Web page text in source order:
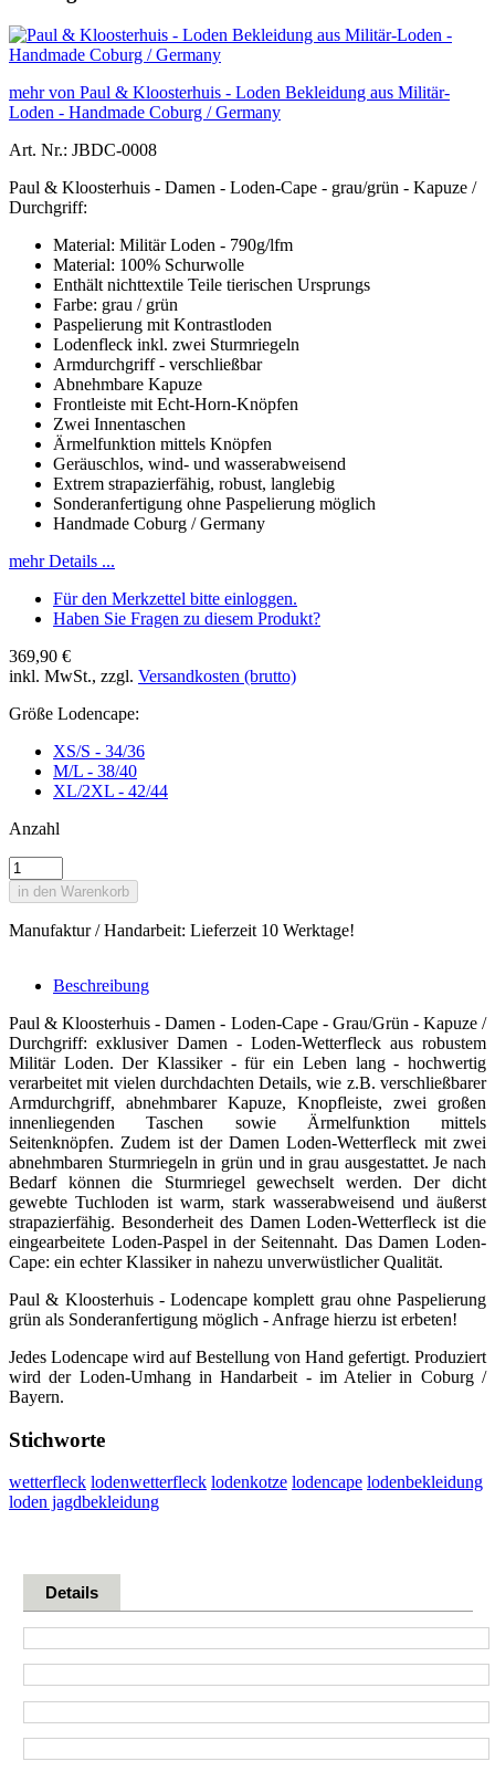
mehr von Paul & Kloosterhuis - Loden Bekleidung aus Militär-
Loden - Handmade Coburg / Germany
Art. Nr.: JBDC-0008
Paul & Kloosterhuis - Damen - Loden-Cape - grau/grün - Kapuze /
Durchgriff:
Material: Militär Loden - 790g/lfm
Material: 100% Schurwolle
Enthält nichttextile Teile tierischen Ursprungs
Farbe: grau / grün
Paspelierung mit Kontrastloden
Lodenfleck inkl. zwei Sturmriegeln
Armdurchgriff - verschließbar
Abnehmbare Kapuze
Frontleiste mit Echt-Horn-Knöpfen
Zwei Innentaschen
Ärmelfunktion mittels Knöpfen
Geräuschlos, wind- und wasserabweisend
Extrem strapazierfähig, robust, langlebig
Sonderanfertigung ohne Paspelierung möglich
Handmade Coburg / Germany
mehr Details ...
Für den Merkzettel bitte einloggen.
Haben Sie Fragen zu diesem Produkt?
369,90 €
inkl. MwSt., zzgl. Versandkosten (brutto)
Größe Lodencape:
XS/S - 34/36
M/L - 38/40
XL/2XL - 42/44
Anzahl
in den Warenkorb
Manufaktur / Handarbeit: Lieferzeit 10 Werktage!
Details
Beschreibung
Paul & Kloosterhuis - Damen - Loden-Cape - Grau/Grün - Kapuze /
Durchgriff: exklusiver Damen - Loden-Wetterfleck aus robustem
Militär Loden. Der Klassiker - für ein Leben lang - hochwertig
verarbeitet mit vielen durchdachten Details, wie z.B. verschließbarer
Armdurchgriff, abnehmbarer Kapuze, Knopfleiste, zwei großen
innenliegenden Taschen sowie Ärmelfunktion mittels
Seitenknöpfen. Zudem ist der Damen Loden-Wetterfleck mit zwei
abnehmbaren Sturmriegeln in grün und in grau ausgestattet. Je nach
Bedarf können die Sturmriegel gewechselt werden. Der dicht
gewebte Tuchloden ist warm, stark wasserabweisend und äußerst
strapazierfähig. Besonderheit des Damen Loden-Wetterfleck ist die
eingearbeitete Loden-Paspel in der Seitennaht. Das Damen Loden-
Cape: ein echter Klassiker in nahezu unverwüstlicher Qualität.
Paul & Kloosterhuis - Lodencape komplett grau ohne Paspelierung
grün als Sonderanfertigung möglich - Anfrage hierzu ist erbeten!
Jedes Lodencape wird auf Bestellung von Hand gefertigt. Produziert
wird der Loden-Umhang in Handarbeit - im Atelier in Coburg /
Bayern.
Stichworte
wetterfleck lodenwetterfleck lodenkotze lodencape lodenbekleidung
loden jagdbekleidung